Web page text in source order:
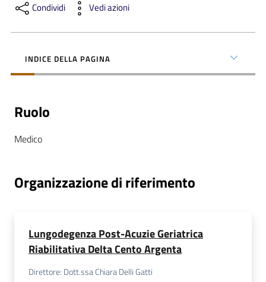
Novità
C
a
r
t
d
e
Condividi Vedi azioni
INDICE DELLA PAGINA
Ruolo
Medico
Organizzazione di riferimento
Lungodegenza Post-Acuzie Geriatrica
Riabilitativa Delta Cento Argenta
Direttore: Dott.ssa Chiara Delli Gatti